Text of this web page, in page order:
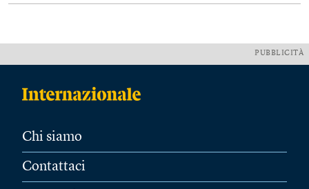
PUBBLICITÀ
Chi siamo
Contattaci